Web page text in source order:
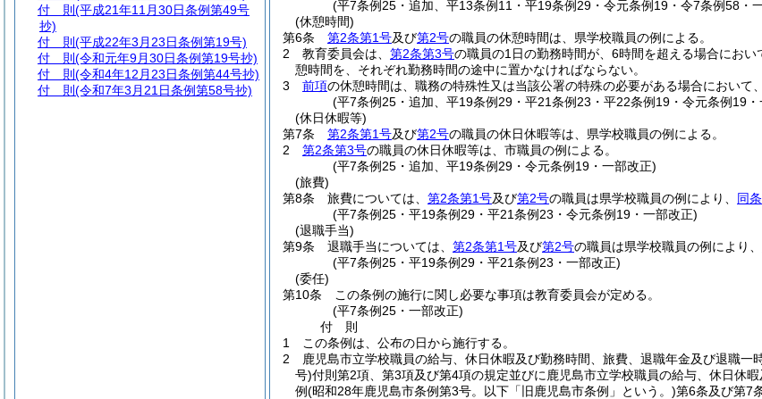
(平7条例25・追加、平13条例11・平19条例29・令元条例19・令7条例58・
(休憩時間)
第6条
第2条第1号及び第2号の職員の休憩時間は、県学校職員の例による。
2
教育委員会は、 第2条第3号の職員の1日の勤務時間が、6時間を超える場合にお
憩時間を、それぞれ勤務時間の途中に置かなければならない。
3
前項の休憩時間は、職務の特殊性又は当該公署の特殊の必要がある場合において
(平7条例25・追加、平19条例29・平21条例23・平22条例19・令元条例19・
(休日休暇等)
第7条
第2条第1号及び第2号の職員の休日休暇等は、県学校職員の例による。
2
第2条第3号の職員の休日休暇等は、市職員の例による。
(平7条例25・追加、平19条例29・令元条例19・一部改正)
(旅費)
第8条
旅費については、 第2条第1号及び第2号の職員は県学校職員の例により、 同
(平7条例25・平19条例29・平21条例23・令元条例19・一部改正)
(退職手当)
第9条
退職手当については、 第2条第1号及び第2号の職員は県学校職員の例により、
(平7条例25・平19条例29・平21条例23・一部改正)
(委任)
第10条
この条例の施行に関し必要な事項は教育委員会が定める。
(平7条例25・一部改正)
付 則
1
この条例は、公布の日から施行する。
2
鹿児島市立学校職員の給与、休日休暇及び勤務時間、旅費、退職年金及び退職一
号)付則第2項、第3項及び第4項の規定並びに鹿児島市立学校職員の給与、休日休
例(昭和28年鹿児島市条例第3号。以下「旧鹿児島市条例」という。)第6条及び第7
付 則 (平成21年11月30日条例第49号
抄)
付 則 (平成22年3月23日条例第19号)
付 則 (令和元年9月30日条例第19号抄)
付 則 (令和4年12月23日条例第44号抄)
付 則 (令和7年3月21日条例第58号抄)